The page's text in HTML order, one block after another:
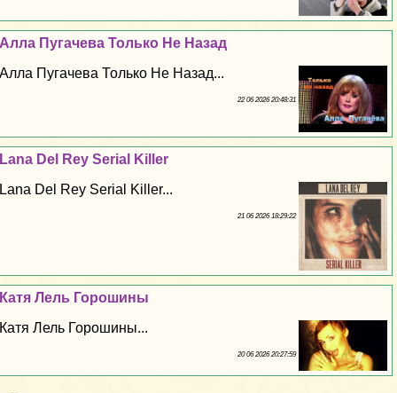
Алла Пугачева Только Не Назад
Алла Пугачева Только Не Назад...
22 06 2026 20:48:31
Lana Del Rey Serial Killer
Lana Del Rey Serial Killer...
21 06 2026 18:29:22
Катя Лель Горошины
Катя Лель Горошины...
20 06 2026 20:27:59